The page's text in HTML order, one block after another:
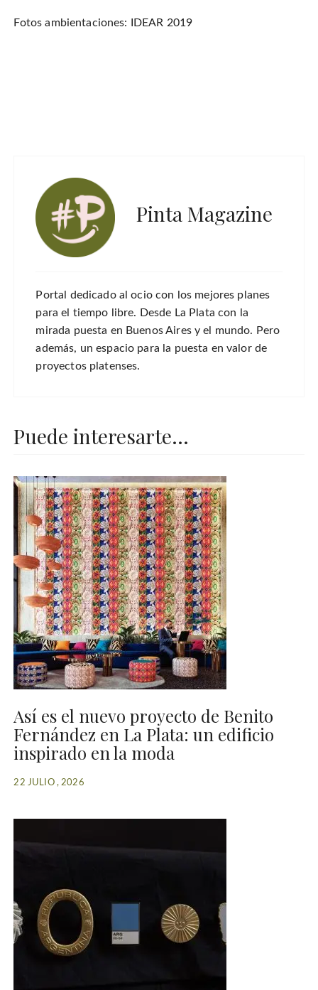
Fotos ambientaciones: IDEAR 2019
Pinta Magazine
Portal dedicado al ocio con los mejores planes
para el tiempo libre. Desde La Plata con la
mirada puesta en Buenos Aires y el mundo. Pero
además, un espacio para la puesta en valor de
proyectos platenses.
Puede interesarte...
Así es el nuevo proyecto de Benito
Fernández en La Plata: un edificio
inspirado en la moda
22 JULIO , 2026